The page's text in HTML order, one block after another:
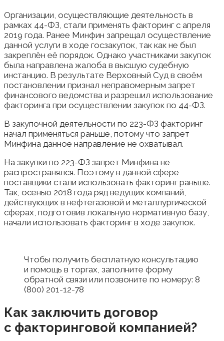
Организации, осуществляющие деятельность в
рамках 44-ФЗ, стали применять факторинг с апреля
2019 года. Ранее Минфин запрещал осуществление
данной услуги в ходе госзакупок, так как не был
закреплён её порядок. Однако участниками закупок
была направлена жалоба в высшую судебную
инстанцию. В результате Верховный Суд в своём
постановлении признал неправомерным запрет
финансового ведомства и разрешил использование
факторинга при осуществлении закупок по 44-ФЗ.
В закупочной деятельности по 223-ФЗ факторинг
начал применяться раньше, потому что запрет
Минфина данное направление не охватывал.
На закупки по 223-ФЗ запрет Минфина не
распространялся. Поэтому в данной сфере
поставщики стали использовать факторинг раньше.
Так, осенью 2018 года ряд ведущих компаний,
действующих в нефтегазовой и металлургической
сферах, подготовив локальную нормативную базу,
начали использовать факторинг в ходе закупок.
Чтобы получить бесплатную консультацию
и помощь в торгах, заполните форму
обратной связи или позвоните по номеру: 8
(800) 201-12-78
Как заключить договор
с факторинговой компанией?